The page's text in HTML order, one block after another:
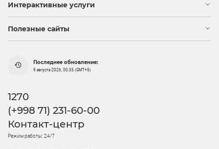
Интерактивные услуги
Полезные сайты
Последнее обновление:
9 августа 2026, 00:35 (GMT+5)
1270
(+998 71) 231-60-00
Контакт-центр
Режим работы: 24/7